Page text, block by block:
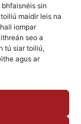
sin
maidir leis na
iompar
seo a
tú siar toiliú,
agus ar